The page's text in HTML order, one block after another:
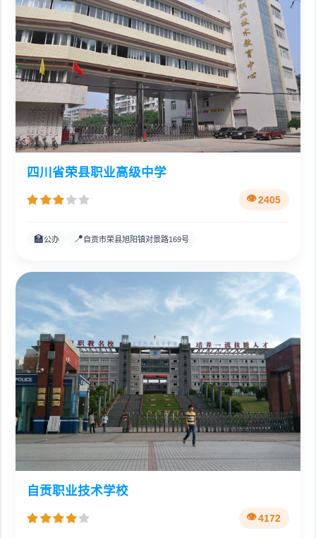
四川省荣县职业高级中学
2405
🏫公办 📍自贡市荣县旭阳镇对景路169号
自贡职业技术学校
4172